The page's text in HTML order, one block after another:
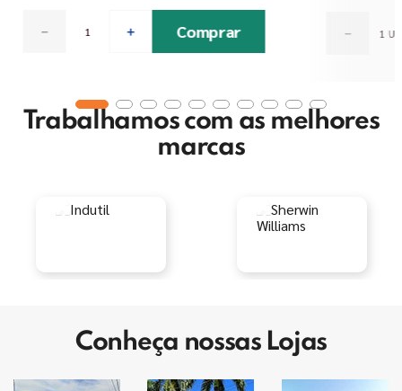
＋
－ Comprar －
Trabalhamos com as melhores
marcas
Conheça nossas Lojas